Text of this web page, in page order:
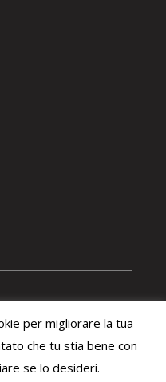
CHIARA. ALL RIGHTS
per migliorare la tua
che tu stia bene con
se lo desideri.